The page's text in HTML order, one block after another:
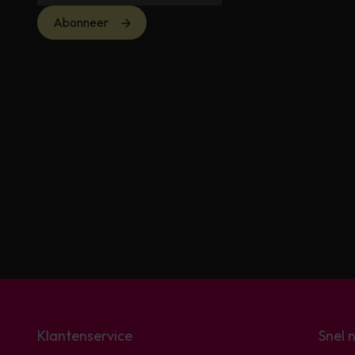
Abonneer
Klantenservice Snel